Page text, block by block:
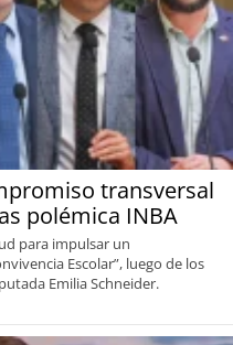
transversal
polémica INBA
para impulsar un
Escolar”, luego de los
Emilia Schneider.